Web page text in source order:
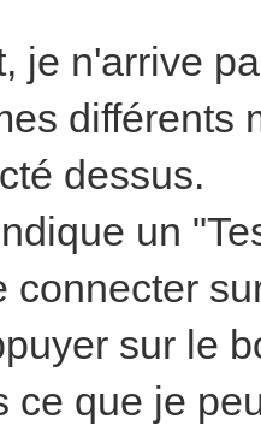
je n'arrive
différents
dessus.
un
connecter
sur le
ce que je